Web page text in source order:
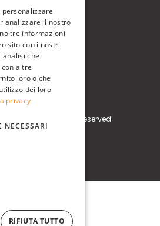
11 - Milano (MI)
+39 0248519908
info@realtimegroup.it
/ C.F. 02794870960
Time® S.r.l. All rights reserved
analizzare il nostro
informazioni
sito con i nostri
che
altre
loro o che
dei loro
privacy
NECESSARI
RIFIUTA TUTTO